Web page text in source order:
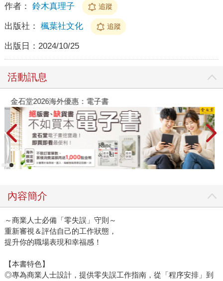
作者： 鈴木真理子 追蹤
出版社： 楓葉社文化 追蹤
出版日： 2024/10/25
活動訊息
金石堂2026海外優惠：電子書
內容簡介
～商業人士必備「零失誤」守則～
重新審視＆評估自己的工作狀態，
提升你的職場表現和幸福感！
【本書特色】
◎專為商業人士設計，提供零失誤工作指南，從「程序安排」到